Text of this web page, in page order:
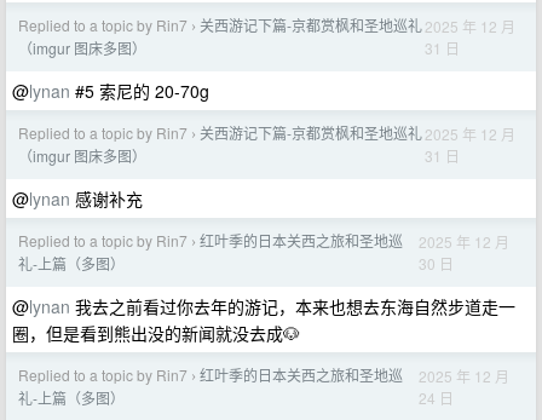
Replied to a topic by Rin7 › 关西游记下篇-京都赏枫和圣地巡礼
（imgur 图床多图）
2025 年 12 月
31 日
@lynan #5 索尼的 20-70g
Replied to a topic by Rin7 › 关西游记下篇-京都赏枫和圣地巡礼
（imgur 图床多图）
2025 年 12 月
31 日
@lynan 感谢补充
Replied to a topic by Rin7 › 红叶季的日本关西之旅和圣地巡
礼-上篇（多图）
2025 年 12 月
30 日
@lynan 我去之前看过你去年的游记，本来也想去东海自然步道走一
圈，但是看到熊出没的新闻就没去成🐶
Replied to a topic by Rin7 › 红叶季的日本关西之旅和圣地巡
礼-上篇（多图）
2025 年 12 月
24 日